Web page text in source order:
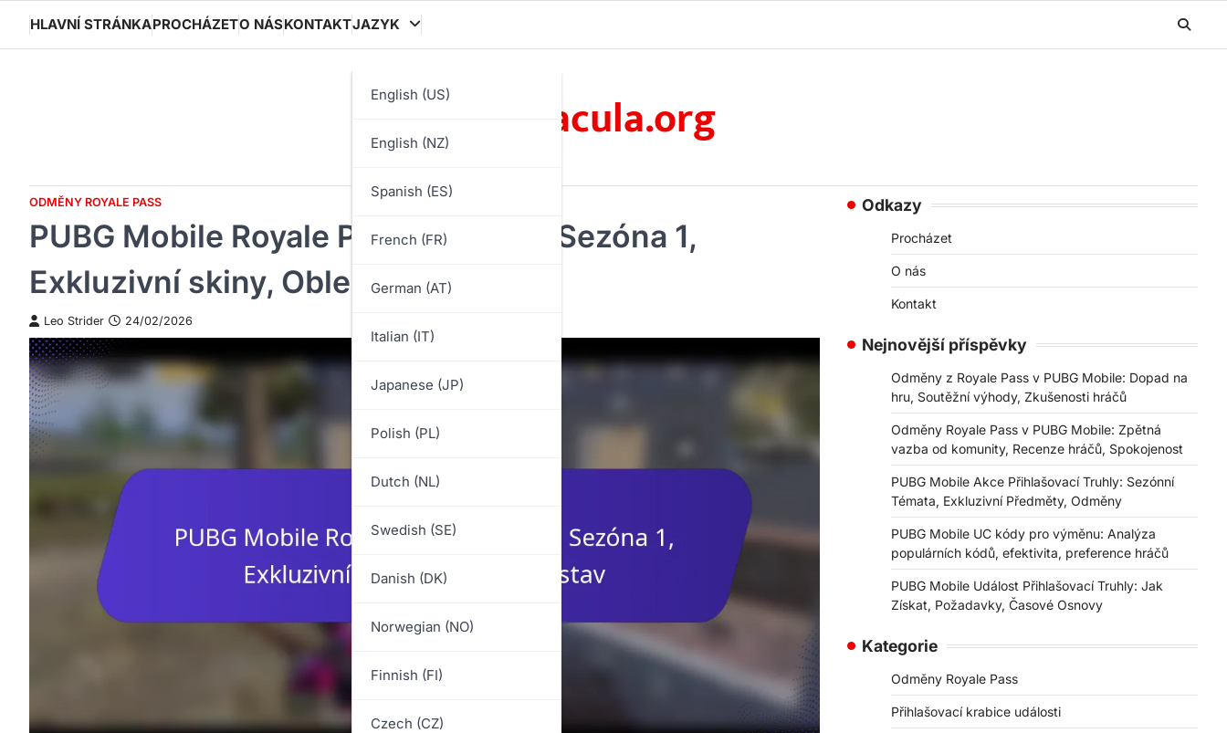
content
HLAVNÍ STRÁNKAPROCHÁZETO NÁSKONTAKTJAZYK
English (US)
English (NZ)
Spanish (ES)
French (FR)
German (AT)
Italian (IT)
Japanese (JP)
Polish (PL)
Dutch (NL)
Swedish (SE)
Danish (DK)
Norwegian (NO)
Finnish (FI)
Czech (CZ)
oracula.org
ODMĚNY ROYALE PASS
PUBG Mobile Royale Pass Odměny: Sezóna 1,
Exkluzivní skiny, Oblečení postav
Leo Strider 24/02/2026
Odkazy
Procházet
O nás
Kontakt
Nejnovější příspěvky
Odměny z Royale Pass v PUBG Mobile: Dopad na
hru, Soutěžní výhody, Zkušenosti hráčů
Odměny Royale Pass v PUBG Mobile: Zpětná
vazba od komunity, Recenze hráčů, Spokojenost
PUBG Mobile Akce Přihlašovací Truhly: Sezónní
Témata, Exkluzivní Předměty, Odměny
PUBG Mobile UC kódy pro výměnu: Analýza
populárních kódů, efektivita, preference hráčů
PUBG Mobile Událost Přihlašovací Truhly: Jak
Získat, Požadavky, Časové Osnovy
Kategorie
Odměny Royale Pass
Přihlašovací krabice události